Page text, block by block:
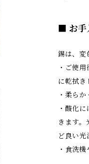
■ お
錫は、変
・ご使
に乾拭き
・柔ら
・酸化
きます
ど良い光
・食洗